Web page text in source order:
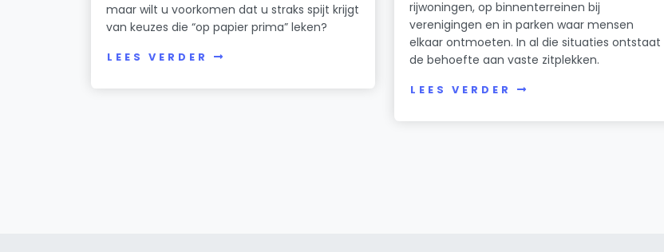
maar wilt u voorkomen dat u straks spijt krijgt
van keuzes die “op papier prima” leken?
LEES VERDER
rijwoningen, op binnenterreinen bij
verenigingen en in parken waar mensen
elkaar ontmoeten. In al die situaties ontstaat
de behoefte aan vaste zitplekken.
LEES VERDER